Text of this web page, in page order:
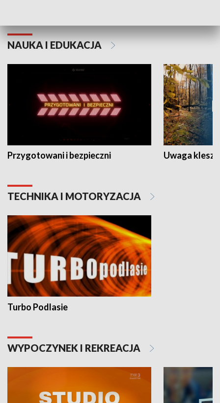
NAUKA I EDUKACJA
Przygotowani i bezpieczni Uwaga
TECHNIKA I MOTORYZACJA
Turbo Podlasie
WYPOCZYNEK I REKREACJA